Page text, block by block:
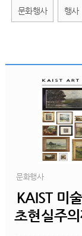
전체 1월 2월
문화행사 행사
문화행사
KAIST 미
초현실주의